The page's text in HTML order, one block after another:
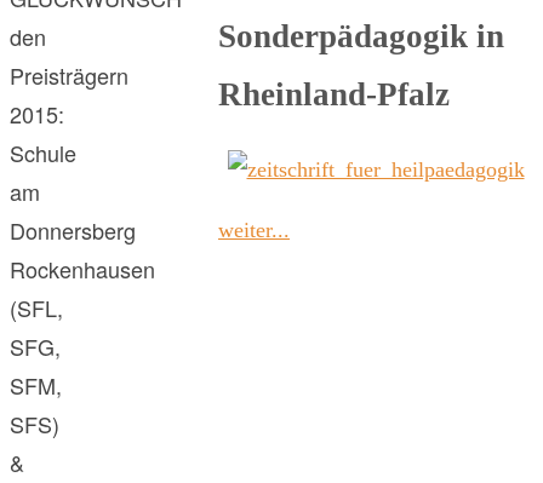
den
Preisträgern
2015:
Schule
am
Donnersberg
Rockenhausen
(SFL,
SFG,
SFM,
SFS)
&
Sonderpädagogik in
Rheinland-Pfalz
weiter...